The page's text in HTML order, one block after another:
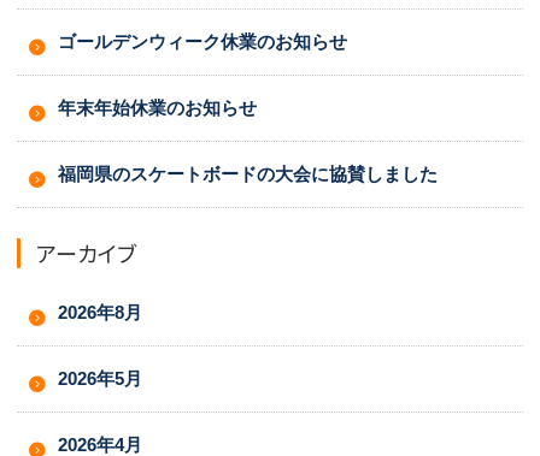
ゴールデンウィーク休業のお知らせ
年末年始休業のお知らせ
福岡県のスケートボードの大会に協賛しました
アーカイブ
2026年8月
2026年5月
2026年4月